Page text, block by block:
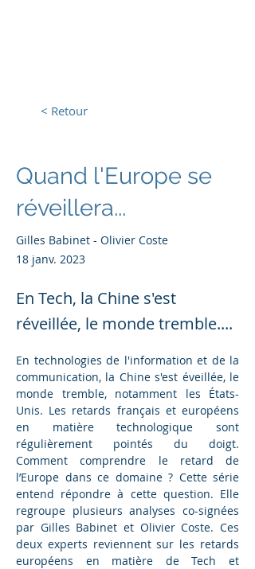
< Retour
Quand l'Europe se
réveillera...
Gilles Babinet - Olivier Coste
18 janv. 2023
En Tech, la Chine s'est
réveillée, le monde tremble....
En technologies de l'information et de la
communication, la Chine s'est éveillée, le
monde tremble, notamment les États-
Unis. Les retards français et européens
en matière technologique sont
régulièrement pointés du doigt.
Comment comprendre le retard de
l’Europe dans ce domaine ? Cette série
entend répondre à cette question. Elle
regroupe plusieurs analyses co-signées
par Gilles Babinet et Olivier Coste. Ces
deux experts reviennent sur les retards
européens en matière de Tech et